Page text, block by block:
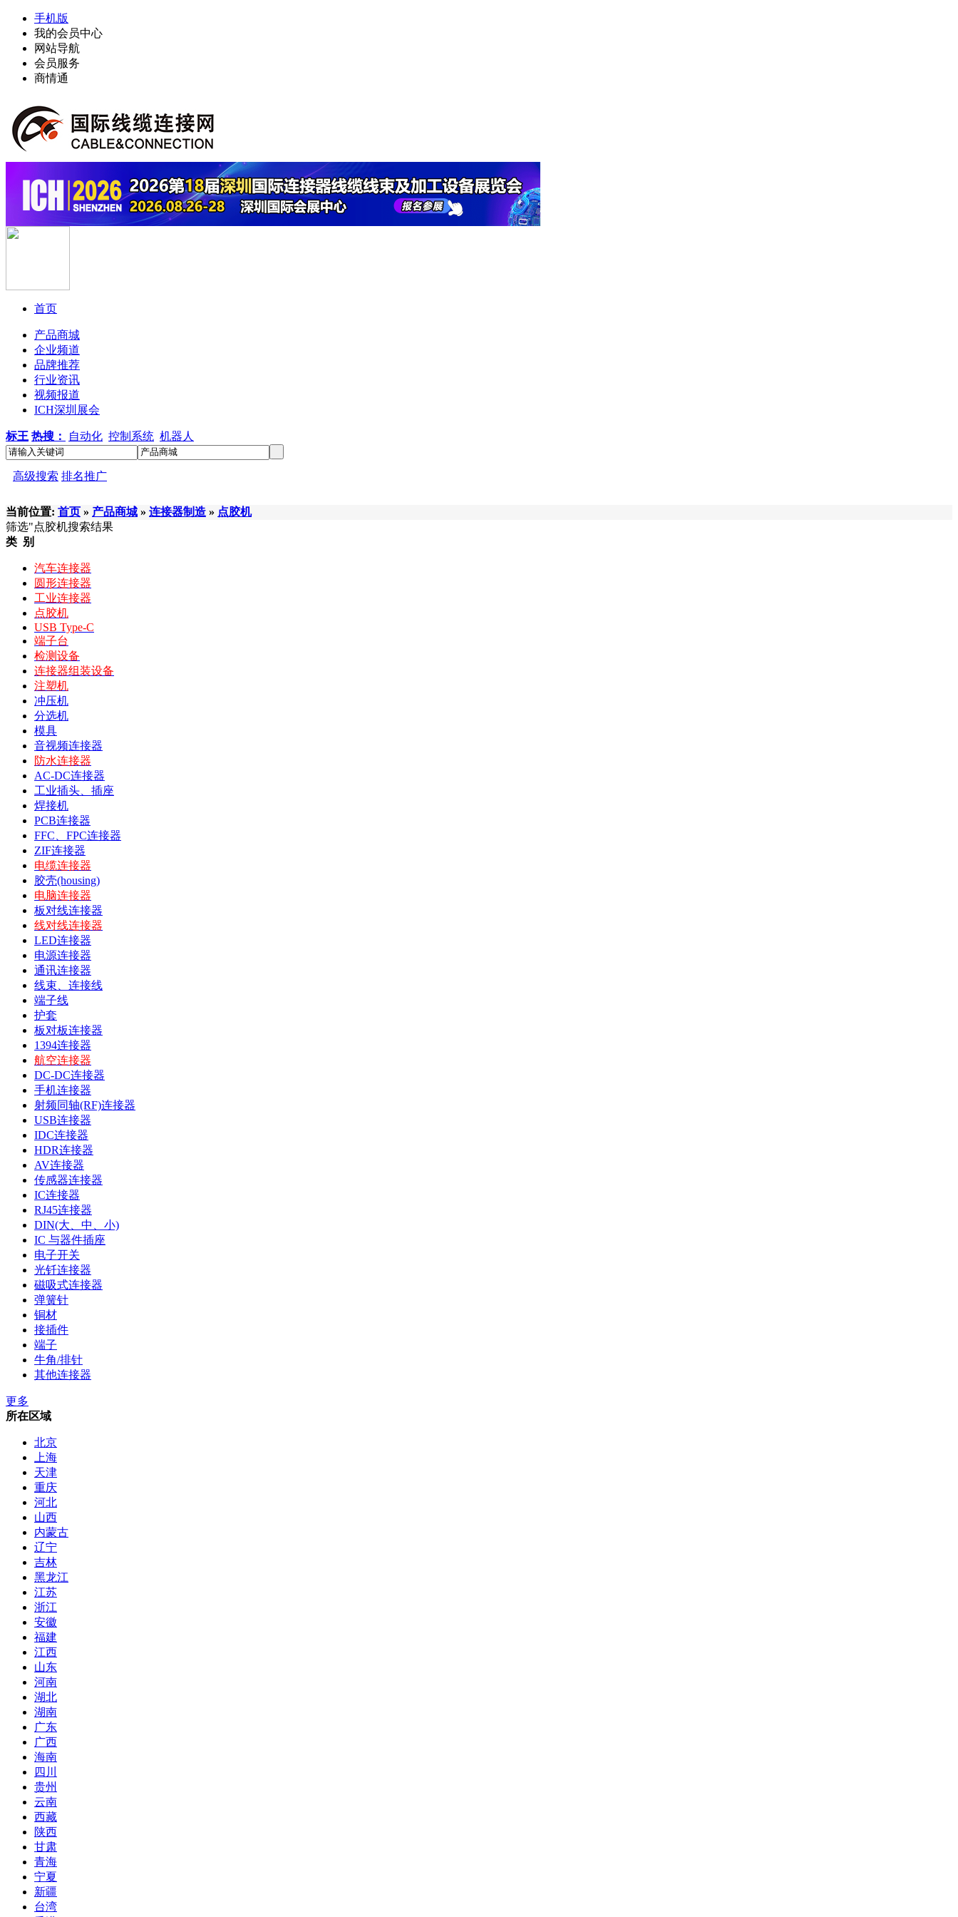
手机版
我的会员中心
网站导航
会员服务
商情通
首页
产品商城
企业频道
品牌推荐
行业资讯
视频报道
ICH深圳展会
标王 热搜： 自动化 控制系统 机器人
高级搜索 排名推广
当前位置: 首页 » 产品商城 » 连接器制造 » 点胶机
筛选"点胶机搜索结果
类 别
汽车连接器
圆形连接器
工业连接器
点胶机
USB Type-C
端子台
检测设备
连接器组装设备
注塑机
冲压机
分选机
模具
音视频连接器
防水连接器
AC-DC连接器
工业插头、插座
焊接机
PCB连接器
FFC、FPC连接器
ZIF连接器
电缆连接器
胶壳(housing)
电脑连接器
板对线连接器
线对线连接器
LED连接器
电源连接器
通讯连接器
线束、连接线
端子线
护套
板对板连接器
1394连接器
航空连接器
DC-DC连接器
手机连接器
射频同轴(RF)连接器
USB连接器
IDC连接器
HDR连接器
AV连接器
传感器连接器
IC连接器
RJ45连接器
DIN(大、中、小)
IC 与器件插座
电子开关
光钎连接器
磁吸式连接器
弹簧针
铜材
接插件
端子
牛角/排针
其他连接器
更多
所在区域
北京
上海
天津
重庆
河北
山西
内蒙古
辽宁
吉林
黑龙江
江苏
浙江
安徽
福建
江西
山东
河南
湖北
湖南
广东
广西
海南
四川
贵州
云南
西藏
陕西
甘肃
青海
宁夏
新疆
台湾